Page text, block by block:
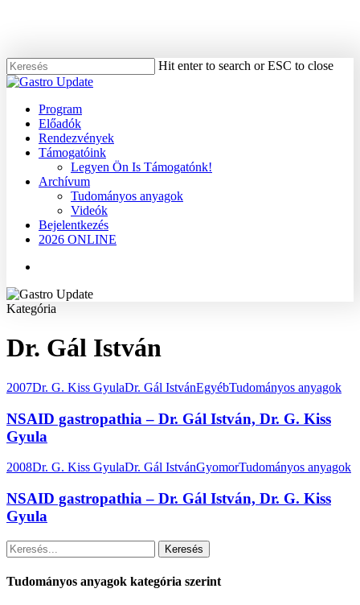
content
Hit enter to search or ESC to close
Close
Menu
Program
Előadók
Rendezvények
Támogatóink
Legyen Ön Is Támogatónk!
Archívum
Tudományos anyagok
Videók
Bejelentkezés
2026 ONLINE
Kategória
Dr. Gál István
2007Dr. G. Kiss GyulaDr. Gál IstvánEgyébTudományos anyagok
NSAID gastropathia – Dr. Gál István, Dr. G. Kiss
Gyula
2008Dr. G. Kiss GyulaDr. Gál IstvánGyomorTudományos anyagok
NSAID gastropathia – Dr. Gál István, Dr. G. Kiss
Gyula
Keresés
Tudományos anyagok kategória szerint